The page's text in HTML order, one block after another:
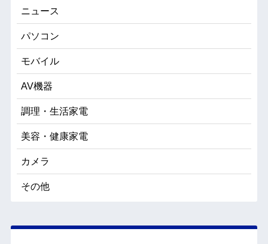
ニュース
パソコン
モバイル
AV機器
調理・生活家電
美容・健康家電
カメラ
その他